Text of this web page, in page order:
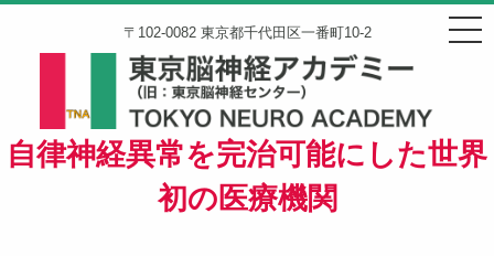
〒102-0082 東京都千代田区一番町10-2
自律神経異常を完治可能にした世界
初の医療機関